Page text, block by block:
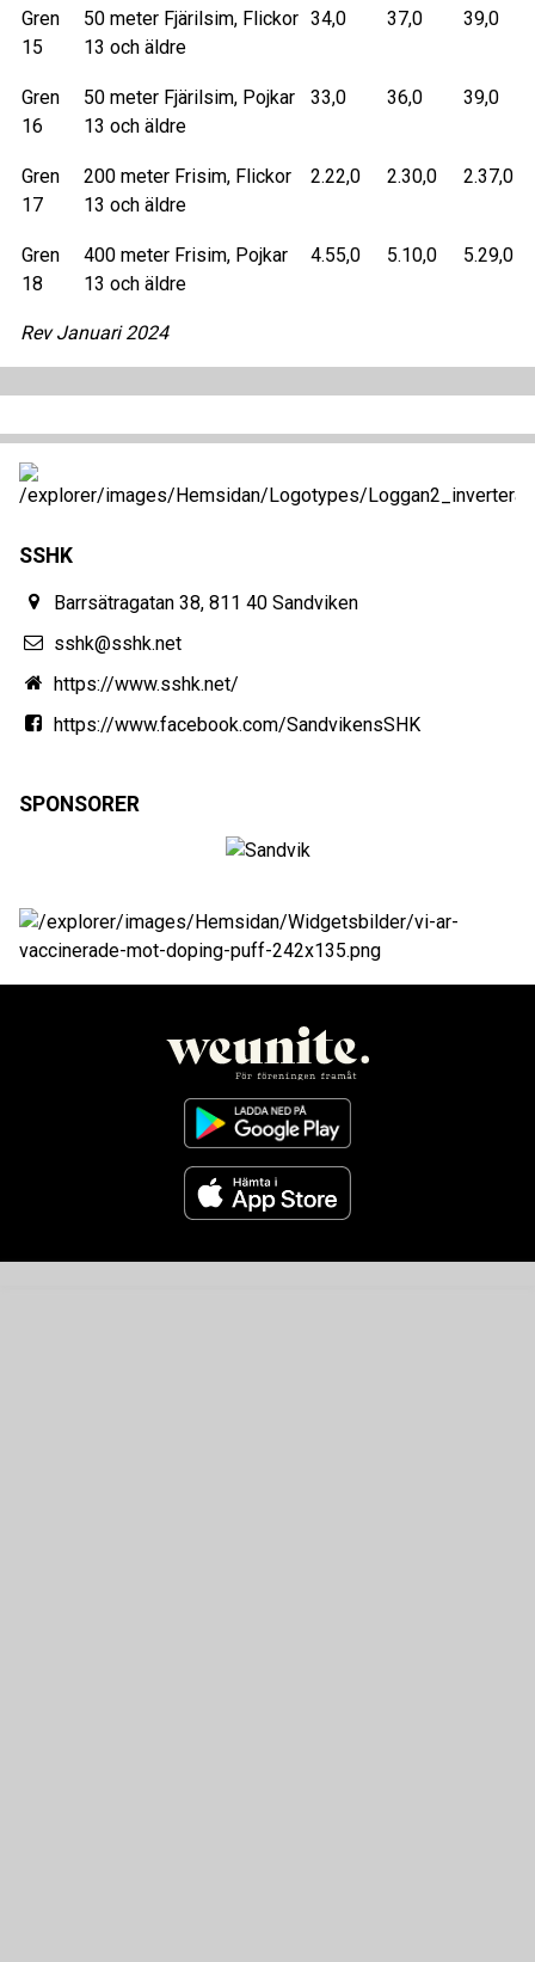
Gren
15
50 meter Fjärilsim, Flickor
13 och äldre
34,0 37,0 39,0
Gren
16
50 meter Fjärilsim, Pojkar
13 och äldre
33,0 36,0 39,0
Gren
17
200 meter Frisim, Flickor
13 och äldre
2.22,0 2.30,0 2.37,0
Gren
18
400 meter Frisim, Pojkar
13 och äldre
4.55,0 5.10,0 5.29,0
Rev Januari 2024
SSHK
Barrsätragatan 38, 811 40 Sandviken
sshk@sshk.net
https://www.sshk.net/
https://www.facebook.com/SandvikensSHK
SPONSORER